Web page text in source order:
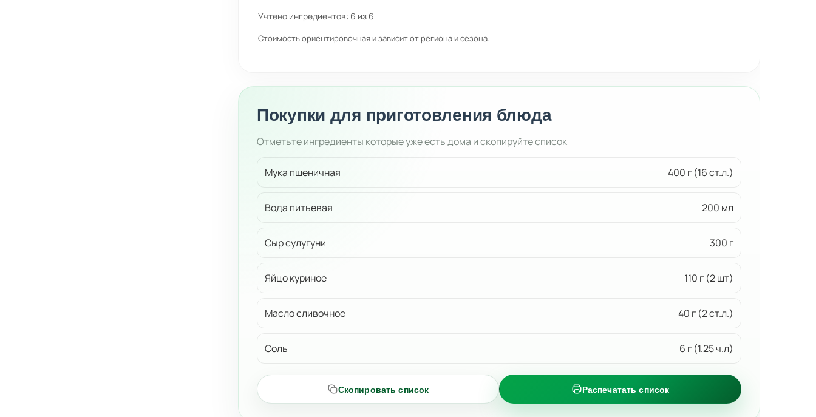
Учтено ингредиентов: 6 из 6
Стоимость ориентировочная и зависит от региона и сезона.
Покупки для приготовления блюда
Отметьте ингредиенты которые уже есть дома и скопируйте список
Мука пшеничная 400 г (16 ст.л.)
Вода питьевая 200 мл
Сыр сулугуни 300 г
Яйцо куриное 110 г (2 шт)
Масло сливочное 40 г (2 ст.л.)
Соль 6 г (1.25 ч.л)
Скопировать список Распечатать список